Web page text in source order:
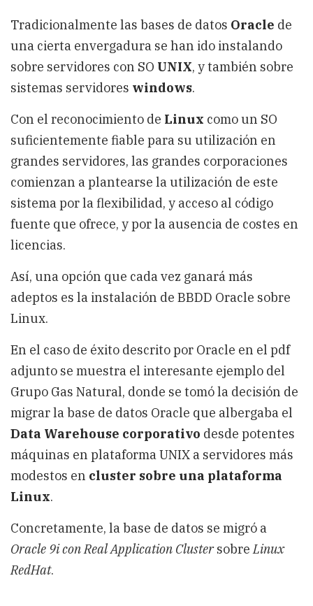
Linux
Tradicionalmente las bases de datos Oracle de
una cierta envergadura se han ido instalando
sobre servidores con SO UNIX, y también sobre
sistemas servidores windows.
Con el reconocimiento de Linux como un SO
suficientemente fiable para su utilización en
grandes servidores, las grandes corporaciones
comienzan a plantearse la utilización de este
sistema por la flexibilidad, y acceso al código
fuente que ofrece, y por la ausencia de costes en
licencias.
Así, una opción que cada vez ganará más
adeptos es la instalación de BBDD Oracle sobre
Linux.
En el caso de éxito descrito por Oracle en el pdf
adjunto se muestra el interesante ejemplo del
Grupo Gas Natural, donde se tomó la decisión de
migrar la base de datos Oracle que albergaba el
Data Warehouse corporativo desde potentes
máquinas en plataforma UNIX a servidores más
modestos en cluster sobre una plataforma
Linux.
Concretamente, la base de datos se migró a
Oracle 9i con Real Application ClustersobreLinux
RedHat.